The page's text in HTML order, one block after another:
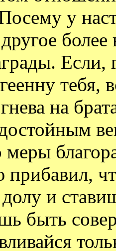
у
тебя,
на
меры
прибавил,
и
быть